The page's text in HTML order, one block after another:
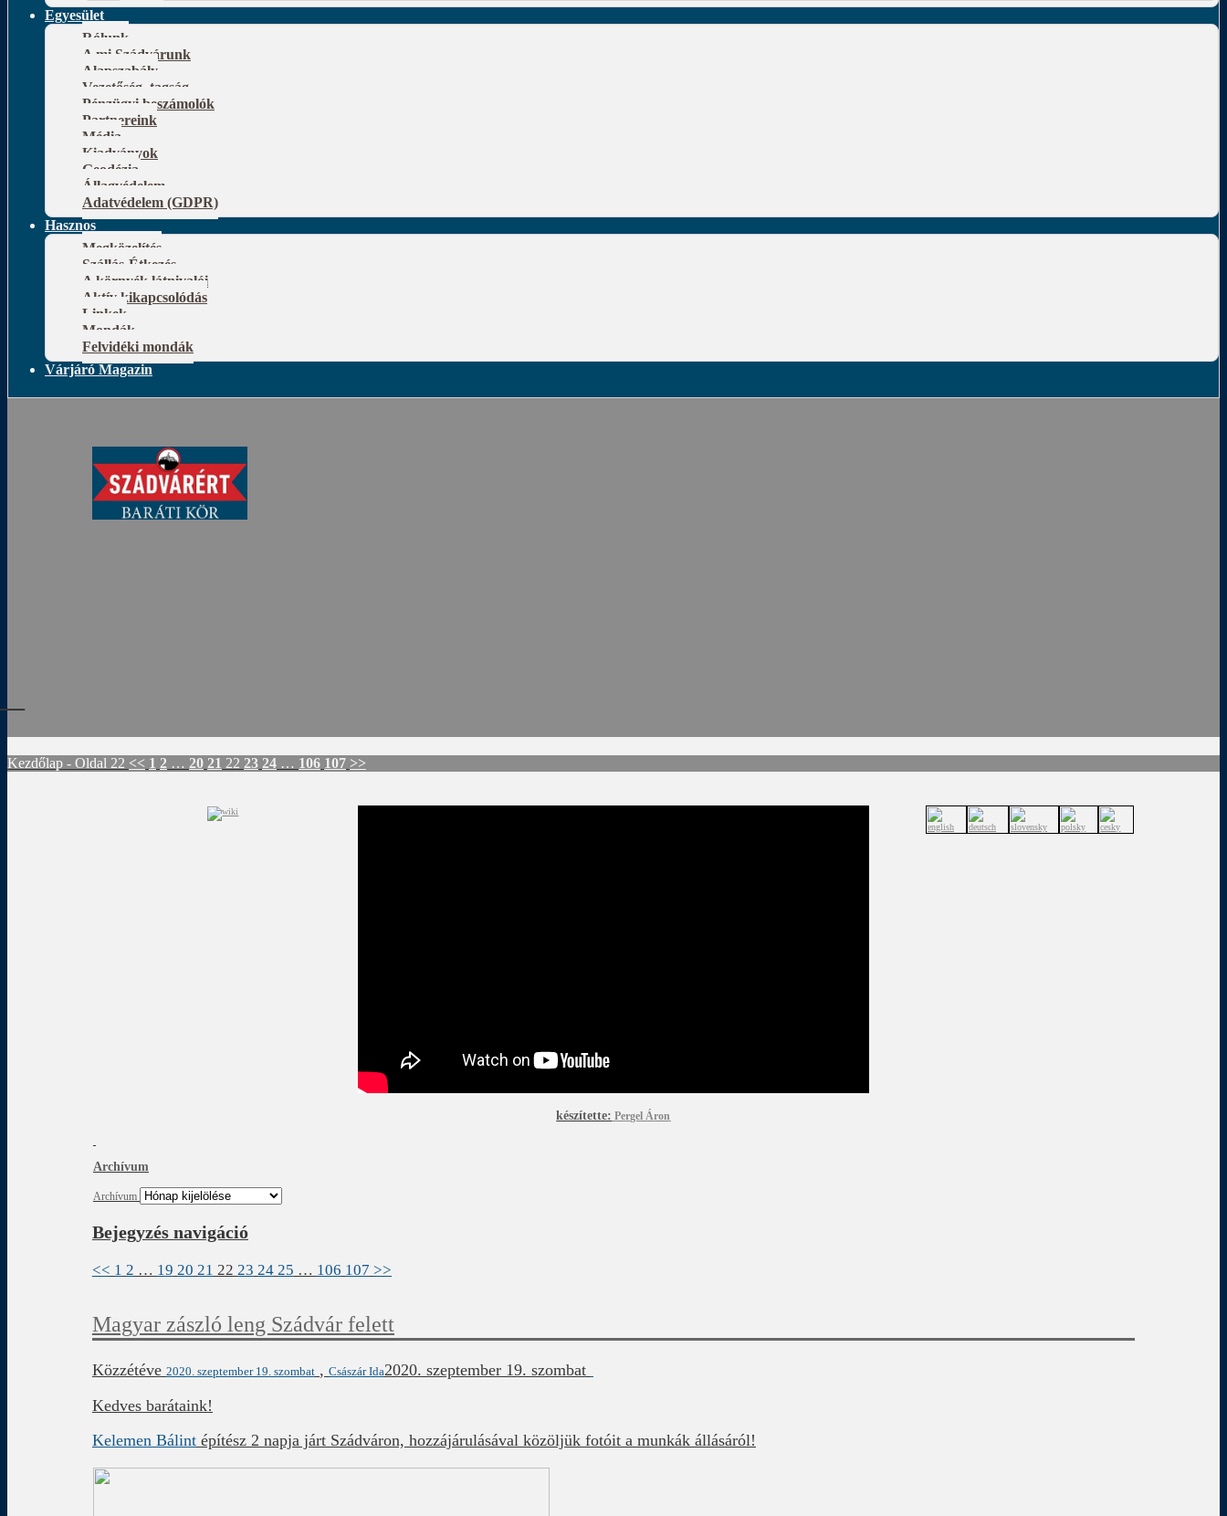
Egyesület
Rólunk
A mi Szádvárunk
Alapszabály
Vezetőség, tagság
Pénzügyi beszámolók
Partnereink
Média
Kiadványok
Geodézia
Állagvédelem
Adatvédelem (GDPR)
Hasznos
Megközelítés
Szállás-Étkezés
A környék látnivalói
Aktív kikapcsolódás
Linkek
Mondák
Felvidéki mondák
Várjáró Magazin
Kezdőlap - Oldal 22 << 1 2 … 20 21 22 23 24 … 106 107 >>
készítette: Pergel Áron
Archívum
Archívum
Bejegyzés navigáció
<< 1 2 … 19 20 21 22 23 24 25 … 106 107 >>
Magyar zászló leng Szádvár felett
Közzétéve 2020. szeptember 19. szombat , Császár Ida2020. szeptember 19. szombat
Kedves barátaink!
Kelemen Bálintépítész 2 napja járt Szádváron, hozzájárulásával közöljük fotóit a munkák állásáról!